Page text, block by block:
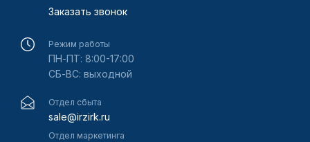
Заказать звонок
Режим работы
ПН-ПТ: 8:00-17:00
СБ-ВС: выходной
Отдел сбыта
sale@irzirk.ru
Отдел маркетинга